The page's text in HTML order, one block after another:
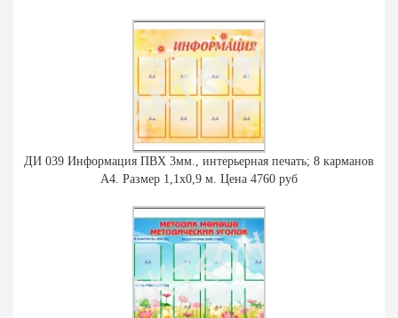
ДИ 039 Информация ПВХ 3мм., интерьерная печать; 8 карманов
А4. Размер 1,1х0,9 м. Цена 4760 руб